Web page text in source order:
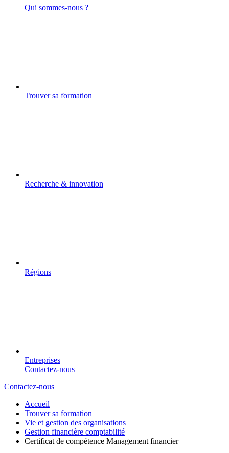
Qui sommes-nous ?
Trouver sa formation
Recherche & innovation
Régions
Entreprises
Contactez-nous
Contactez-nous
Accueil
Trouver sa formation
Vie et gestion des organisations
Gestion financière comptabilité
Certificat de compétence Management financier